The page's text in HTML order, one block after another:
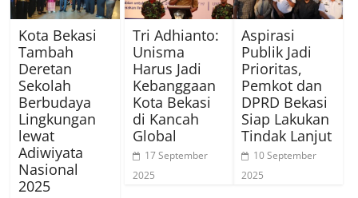
Kota Bekasi
Tambah
Deretan
Sekolah
Berbudaya
Lingkungan
lewat
Adiwiyata
Nasional
2025
Tri Adhianto:
Unisma
Harus Jadi
Kebanggaan
Kota Bekasi
di Kancah
Global
17 September
2025
Aspirasi
Publik Jadi
Prioritas,
Pemkot dan
DPRD Bekasi
Siap Lakukan
Tindak Lanjut
10 September
2025